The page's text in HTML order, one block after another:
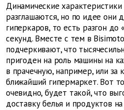
Динамические
разглашаются, но по идее они
гиперкаров, то есть разгон до
секунд. Вместе с тем в
подчеркивают, что
пригоден на роль машины на
в прачечную, например, или за
ближайший гипермаркет. Вот
очевидно, будет такой, что
доставку белья и продуктов